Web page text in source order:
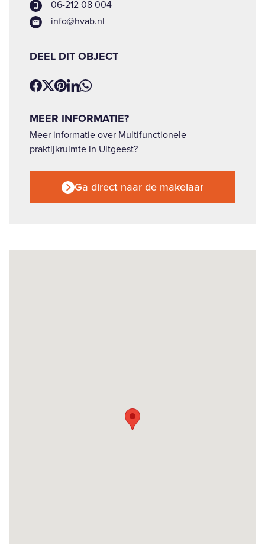
06-212 08 004
info@hvab.nl
DEEL DIT OBJECT
MEER INFORMATIE?
Meer informatie over Multifunctionele
praktijkruimte in Uitgeest?
Ga direct naar de makelaar